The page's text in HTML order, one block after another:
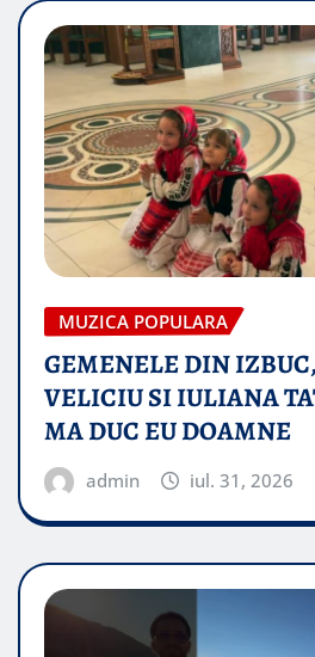
MUZICA POPULARA
GEMENELE DIN
VELICIU SI IULIANA
MA DUC EU DOAMNE
admin iul. 31, 2026